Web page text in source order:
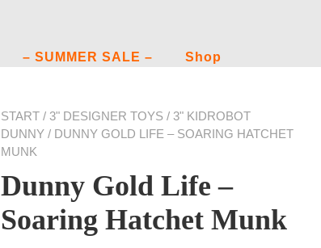
– SUMMER SALE – Shop
START / 3" DESIGNER TOYS / 3" KIDROBOT
DUNNY / DUNNY GOLD LIFE – SOARING HATCHET
MUNK
Dunny Gold Life –
Soaring Hatchet Munk